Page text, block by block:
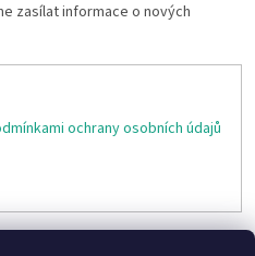
zasílat informace o nových
ochrany osobních údajů